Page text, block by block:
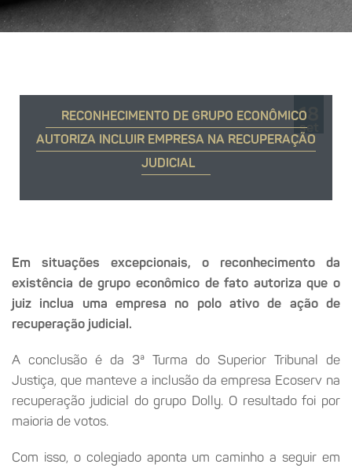
18
set
RECONHECIMENTO DE GRUPO ECONÔMICO
AUTORIZA INCLUIR EMPRESA NA RECUPERAÇÃO
JUDICIAL
Em situações excepcionais, o reconhecimento da
existência de grupo econômico de fato autoriza que o
juiz inclua uma empresa no polo ativo de ação de
recuperação judicial.
A conclusão é da 3ª Turma do Superior Tribunal de
Justiça, que manteve a inclusão da empresa Ecoserv na
recuperação judicial do grupo Dolly. O resultado foi por
maioria de votos.
Com isso, o colegiado aponta um caminho a seguir em